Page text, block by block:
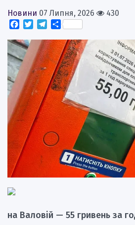
Новини 07 Липня, 2026
430
Facebook
TwitterTelegram
Поділитися
на Валовій — 55 гривень за